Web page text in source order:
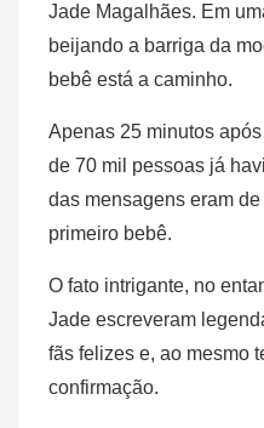
Jade Magalhães. Em
beijando a barriga da
bebê está a caminho.
Apenas 25 minutos
de 70 mil pessoas já
das mensagens eram
primeiro bebê.
O fato intrigante, no
Jade escreveram
fãs felizes e, ao mesmo
confirmação.